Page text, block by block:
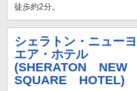
徒歩約2分。
シェラトン・ニュー
エア・ホテル
(SHERATON
SQUARE HOTEL)